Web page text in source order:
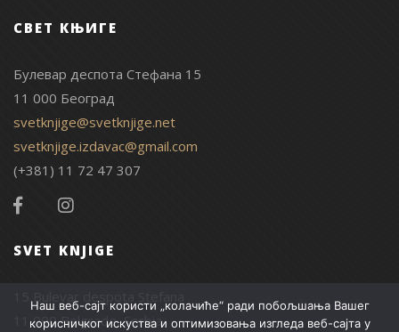
СВЕТ КЊИГЕ
Булевар деспота Стефана 15
11 000 Београд
svetknjige@svetknjige.net
svetknjige.izdavac@gmail.com
(+381) 11 72 47 307
SVET KNJIGE
15 Bulevar despota Stefana
11 000 Belgrade, Serbia
Наш веб-сајт користи „колачиће“ ради побољшања Вашег
корисничког искуства и оптимизовања изгледа веб-сајта у